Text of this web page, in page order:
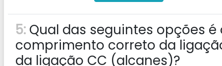
5: Qual das seguintes opções é
comprimento correto da
da ligação CC (alcanes)?